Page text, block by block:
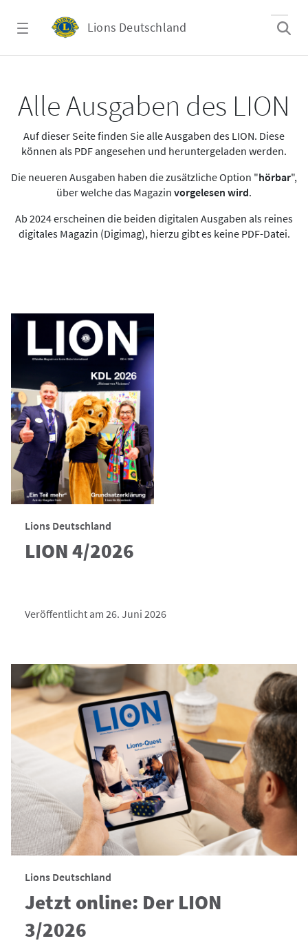
Lions Deutschland
Alle Ausgaben des LION
Auf dieser Seite finden Sie alle Ausgaben des LION. Diese
können als PDF angesehen und heruntergeladen werden.
Die neueren Ausgaben haben die zusätzliche Option "hörbar",
über welche das Magazin vorgelesen wird.
Ab 2024 erscheinen die beiden digitalen Ausgaben als reines
digitales Magazin (Digimag), hierzu gibt es keine PDF-Datei.
Lions Deutschland
LION 4/2026
Veröffentlicht am 26. Juni 2026
Lions Deutschland
Jetzt online: Der LION
3/2026